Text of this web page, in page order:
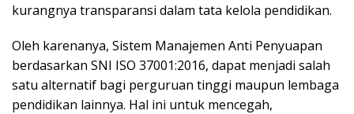
kurangnya transparansi dalam tata kelola pendidikan.
Oleh karenanya, Sistem Manajemen Anti Penyuapan
berdasarkan SNI ISO 37001:2016, dapat menjadi salah
satu alternatif bagi perguruan tinggi maupun lembaga
pendidikan lainnya. Hal ini untuk mencegah,